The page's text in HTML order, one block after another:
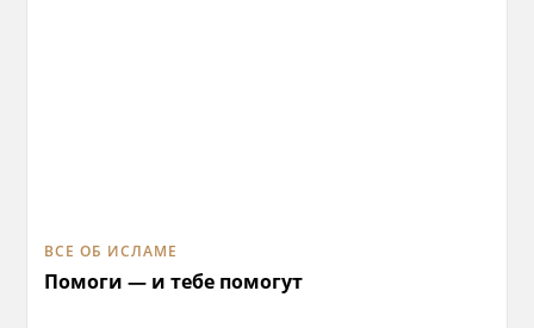
ВСЕ ОБ ИСЛАМЕ
Помоги — и тебе помогут